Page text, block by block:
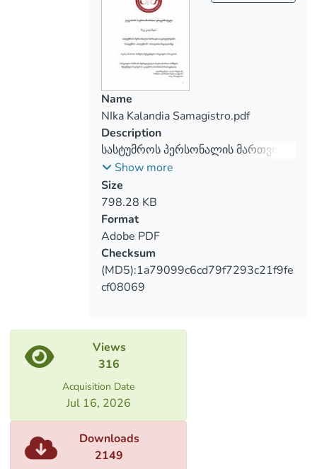
Name
NIka Kalandia Samagistro.pdf
Description
სასტუმროს პერსონალის მართვის
თავისებურებანი (სასტუმრო
„ბილტმორ“ თბილისის მაგალითზე)
Show more
Size
798.28 KB
Format
Adobe PDF
Checksum
(MD5):1a79099c6cd79f7293c21f9fe
cf08069
Views
316
Acquisition Date
Jul 16, 2026
Downloads
2149